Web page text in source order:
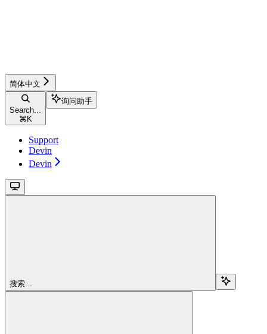
简体中文
Search...
⌘ K
询问助手
Support
Devin
Devin
搜索...